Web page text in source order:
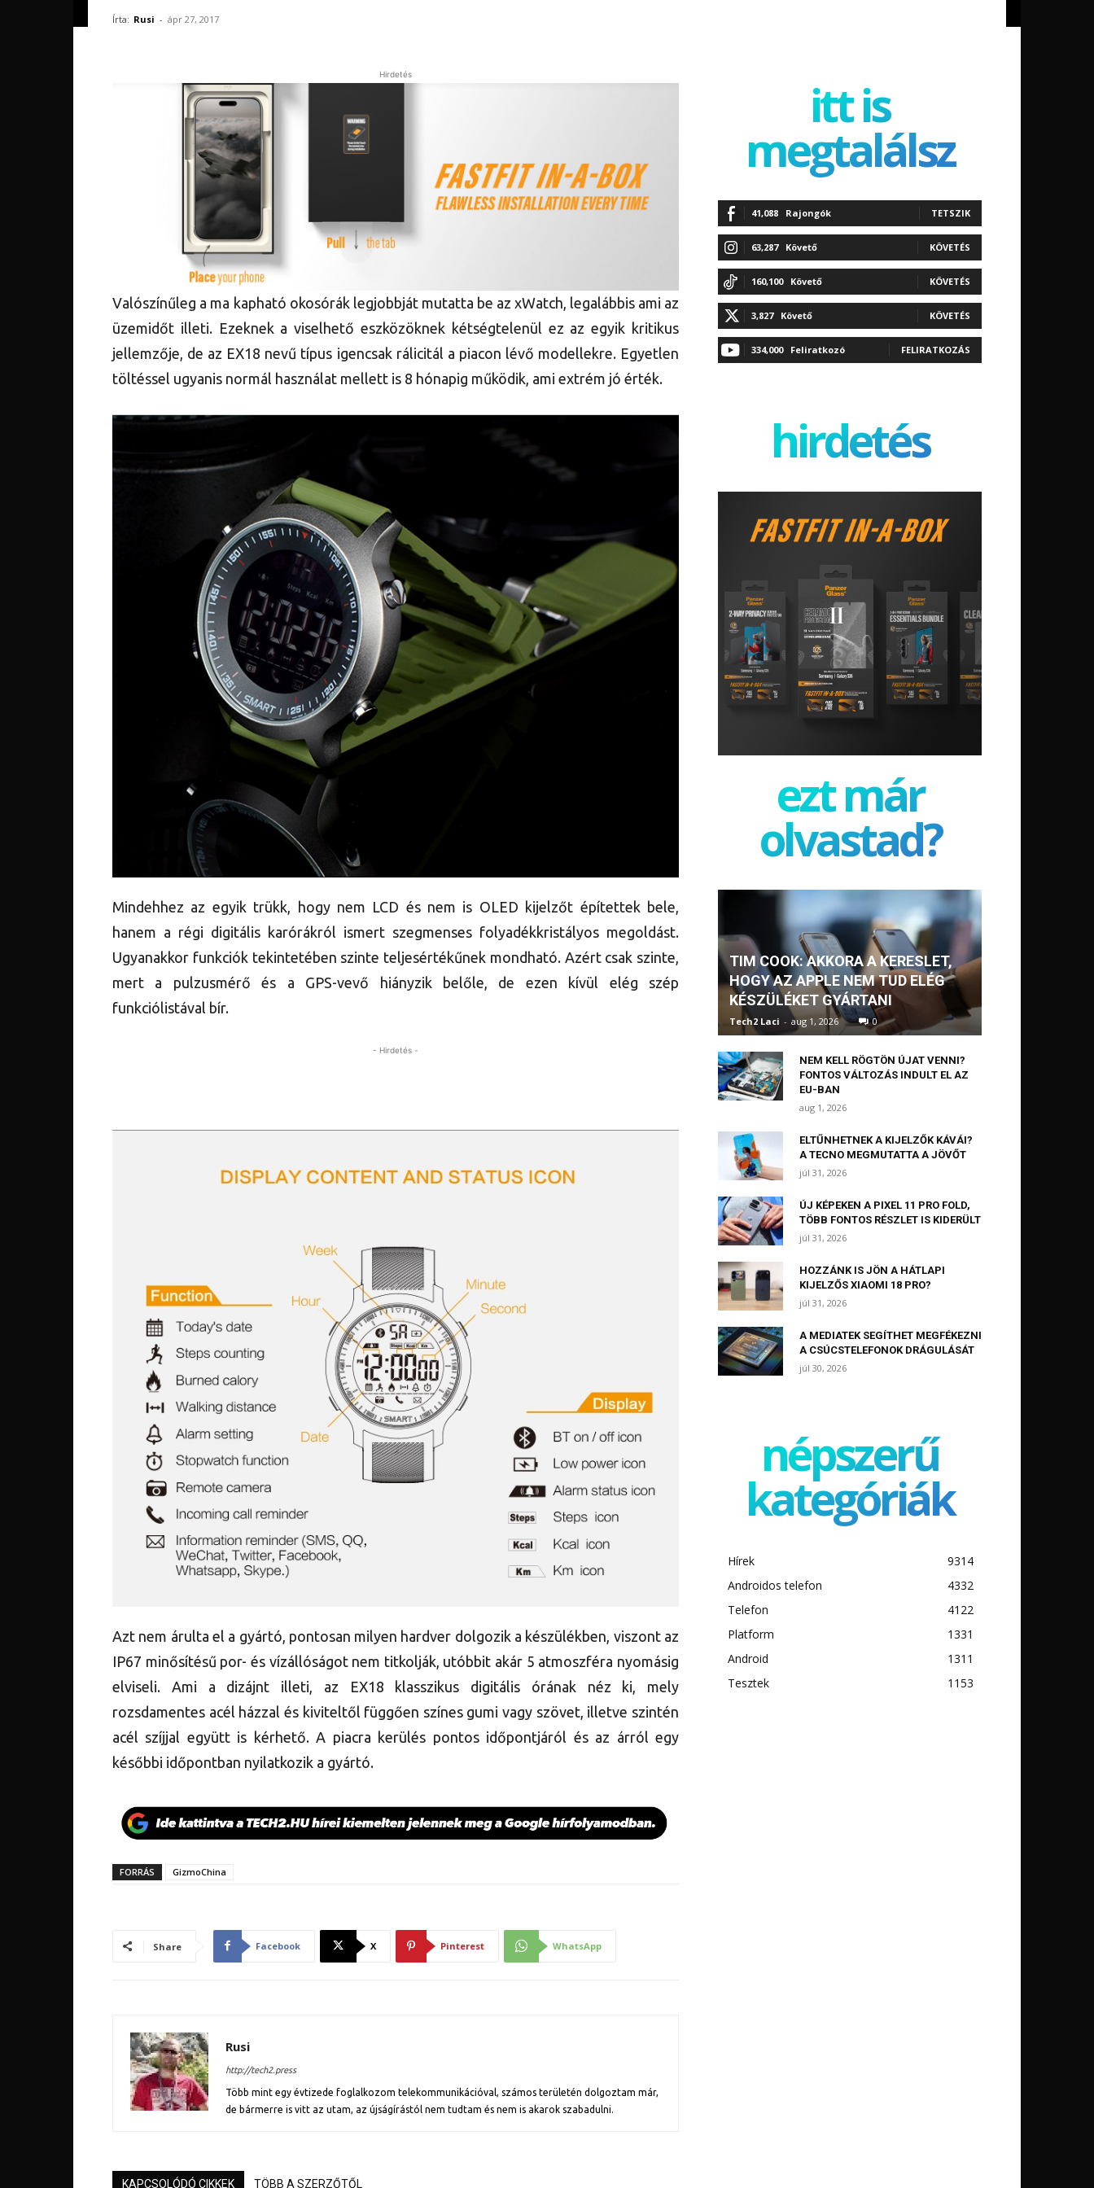
Írta: Rusi - ápr 27, 2017
Hirdetés
Valószínűleg a ma kapható okosórák legjobbját mutatta be az xWatch, legalábbis ami az
üzemidőt illeti. Ezeknek a viselhető eszközöknek kétségtelenül ez az egyik kritikus
jellemzője, de az EX18 nevű típus igencsak rálicitál a piacon lévő modellekre. Egyetlen
töltéssel ugyanis normál használat mellett is 8 hónapig működik, ami extrém jó érték.
Mindehhez az egyik trükk, hogy nem LCD és nem is OLED kijelzőt építettek bele,
hanem a régi digitális karórákról ismert szegmenses folyadékkristályos megoldást.
Ugyanakkor funkciók tekintetében szinte teljesértékűnek mondható. Azért csak szinte,
mert a pulzusmérő és a GPS-vevő hiányzik belőle, de ezen kívül elég szép
funkciólistával bír.
- Hirdetés -
Azt nem árulta el a gyártó, pontosan milyen hardver dolgozik a készülékben, viszont az
IP67 minősítésű por- és vízállóságot nem titkolják, utóbbit akár 5 atmoszféra nyomásig
elviseli. Ami a dizájnt illeti, az EX18 klasszikus digitális órának néz ki, mely
rozsdamentes acél házzal és kiviteltől függően színes gumi vagy szövet, illetve szintén
acél szíjjal együtt is kérhető. A piacra kerülés pontos időpontjáról és az árról egy
későbbi időpontban nyilatkozik a gyártó.
FORRÁS GizmoChina
Share Facebook X Pinterest WhatsApp
Rusi
http://tech2.press
Több mint egy évtizede foglalkozom telekommunikációval, számos területén dolgoztam már,
de bármerre is vitt az utam, az újságírástól nem tudtam és nem is akarok szabadulni.
KAPCSOLÓDÓ CIKKEK TÖBB A SZERZŐTŐL
itt is
megtalálsz
41,088 Rajongók TETSZIK
63,287 Követő KÖVETÉS
160,100 Követő KÖVETÉS
3,827 Követő KÖVETÉS
334,000 Feliratkozó FELIRATKOZÁS
hirdetés
ezt már
olvastad?
TIM COOK: AKKORA A KERESLET,
HOGY AZ APPLE NEM TUD ELÉG
KÉSZÜLÉKET GYÁRTANI
Tech2 Laci - aug 1, 2026 0
NEM KELL RÖGTÖN ÚJAT VENNI?
FONTOS VÁLTOZÁS INDULT EL AZ
EU-BAN
aug 1, 2026
ELTŰNHETNEK A KIJELZŐK KÁVÁI?
A TECNO MEGMUTATTA A JÖVŐT
júl 31, 2026
ÚJ KÉPEKEN A PIXEL 11 PRO FOLD,
TÖBB FONTOS RÉSZLET IS KIDERÜLT
júl 31, 2026
HOZZÁNK IS JÖN A HÁTLAPI
KIJELZŐS XIAOMI 18 PRO?
júl 31, 2026
A MEDIATEK SEGÍTHET MEGFÉKEZNI
A CSÚCSTELEFONOK DRÁGULÁSÁT
júl 30, 2026
népszerű
kategóriák
Hírek
9314
Androidos telefon
4332
Telefon
4122
Platform
1331
Android
1311
Tesztek
1153